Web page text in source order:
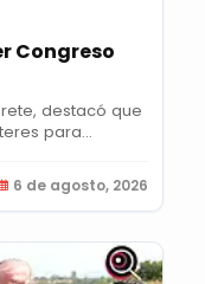
Congreso
destacó que
para...
6 de agosto, 2026